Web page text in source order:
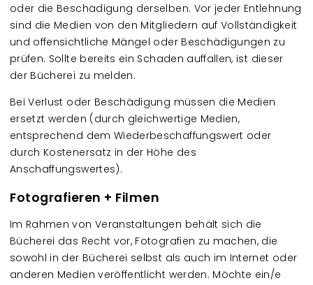
oder die Beschädigung derselben. Vor jeder Entlehnung
sind die Medien von den Mitgliedern auf Vollständigkeit
und offensichtliche Mängel oder Beschädigungen zu
prüfen. Sollte bereits ein Schaden auffallen, ist dieser
der Bücherei zu melden.
Bei Verlust oder Beschädigung müssen die Medien
ersetzt werden (durch gleichwertige Medien,
entsprechend dem Wiederbeschaffungswert oder
durch Kostenersatz in der Höhe des
Anschaffungswertes).
Fotografieren + Filmen
Im Rahmen von Veranstaltungen behält sich die
Bücherei das Recht vor, Fotografien zu machen, die
sowohl in der Bücherei selbst als auch im Internet oder
anderen Medien veröffentlicht werden. Möchte ein/e